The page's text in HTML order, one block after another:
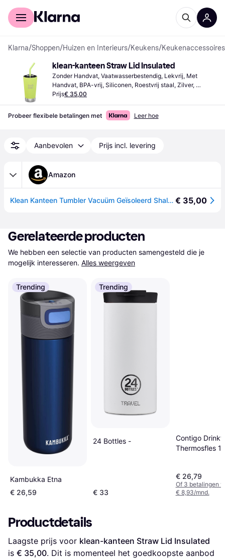
Voor shoppers
Klarna/Shoppen/Huizen en Interieurs/Keukens/Keukenaccessoires
klean-kanteen Straw Lid Insulated
Zonder Handvat, Vaatwasserbestendig, Lekvrij, Met
Handvat, BPA-vrij, Siliconen, Roestvrij staal, Zilver,
Multikleur, Roze, Turkoois, Groen, Zwart, Geel
Prijs€ 35,00
Probeer flexibele betalingen met Leer hoe
Aanbevolen Prijs incl. levering
Amazon
Klean Kanteen Tumbler Vacuüm Geïsoleerd Shale Zwart (mat) 473 ml/16oz € 35,00
Gerelateerde producten
We hebben een selectie van producten samengesteld die je
mogelijk interesseren. Alles weergeven
Trending
Kambukka Etna
€ 26,59
Trending
24 Bottles -
€ 33
Contigo
Thermosfles
€ 26,79
Of 3 betalingen
€ 8,93/mnd.
Productdetails
Laagste prijs voor klean-kanteen Straw Lid Insulated
is € 35,00. Dit is momenteel het goedkoopste aanbod